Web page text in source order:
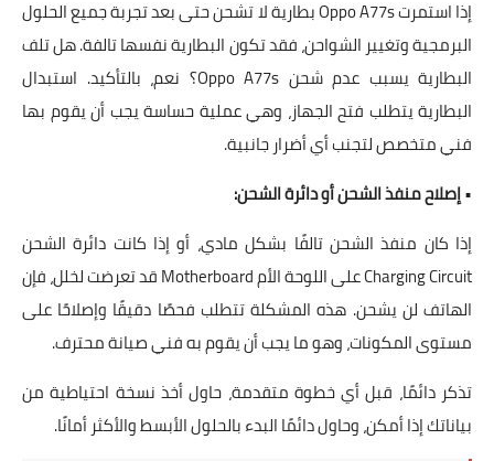
إذا استمرتOppo A77s بطارية لا تشحن
حتى بعد تجربة جميع الحلول
البرمجية وتغيير الشواحن، فقد تكونالبطاريةنفسها تالفة.هل تلف
البطارية يسبب عدم شحن Oppo A77s؟
نعم، بالتأكيد. استبدال
البطارية يتطلب فتح الجهاز، وهي عملية حساسة يجب أن يقوم بها
فني متخصص لتجنب أي أضرار جانبية.
•إصلاح منفذ الشحن أو دائرة الشحن:
إذا كان منفذ الشحن تالفًا بشكل مادي، أو إذا كانت دائرة الشحن
Charging Circuitعلىاللوحة الأم Motherboard
قد تعرضت لخلل، فإن
الهاتف لن يشحن. هذه المشكلة تتطلب فحصًا دقيقًا وإصلاحًا على
مستوى المكونات، وهو ما يجب أن يقوم به فني صيانة محترف.
تذكر دائمًا، قبل أي خطوة متقدمة، حاول أخذ نسخة احتياطية من
بياناتك إذا أمكن، وحاول دائمًا البدء بالحلول الأبسط والأكثر أمانًا.